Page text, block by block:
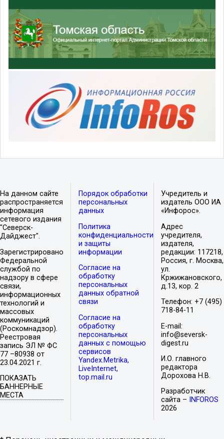
На данном сайте
распространяется
информация
сетевого издания
"Северск-
Дайджест".
Зарегистрировано
Федеральной
службой по
надзору в сфере
связи,
информационных
технологий и
массовых
коммуникаций
(Роскомнадзор).
Реестровая
запись ЭЛ № ФС
77 –80938 от
23.04.2021 г.
ПОКАЗАТЬ
БАННЕРНЫЕ
МЕСТА
Порядок обработки
персональных
данных
Политика
конфиденциальности
и защиты
информации
Согласие на
обработку
персональных
данных обратной
связи
Согласие на
обработку
персональных
данных с помощью
сервисов
Yandex.Metrika,
LiveInternet,
top.mail.ru
Учредитель и
издатель ООО ИА
«Инфорос».
Адрес
учредителя,
издателя,
редакции: 117218,
Россия, г. Москва,
ул.
Кржижановского,
д.13, кор. 2
Телефон: +7 (495)
718-84-11
E-mail:
info@seversk-
digest.ru
И.О. главного
редактора
Дорохова Н.В.
Разработчик
сайта –
INFOROS
2026